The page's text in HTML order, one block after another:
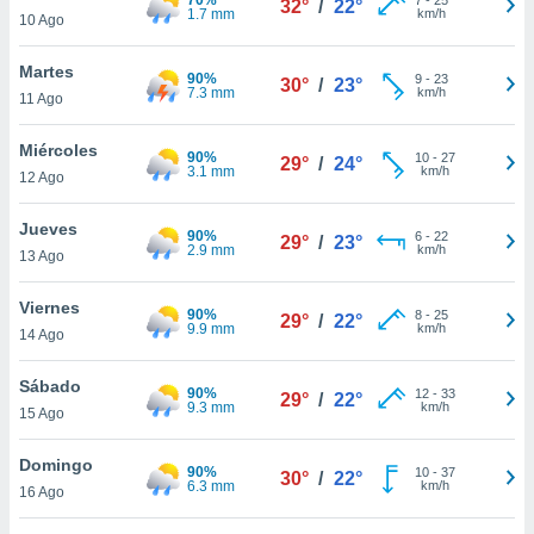
más
nuestra
y
de
disponible
cookies
aceptar
10 Ago
1.7 mm
32° / 22°
km/h
Martes
11 Ago
90%
7.3 mm
30° / 23° 9- 23
km/h
Miércoles
12 Ago
90%
3.1 mm
29° / 24° 10- 27
km/h
Jueves
13 Ago
90%
2.9 mm
29° / 23° 6- 22
km/h
Viernes
14 Ago
90%
9.9 mm
29° / 22° 8- 25
km/h
Sábado
15 Ago
90%
9.3 mm
29° / 22° 12- 33
km/h
Domingo
16 Ago
90%
6.3 mm
30° / 22° 10- 37
km/h